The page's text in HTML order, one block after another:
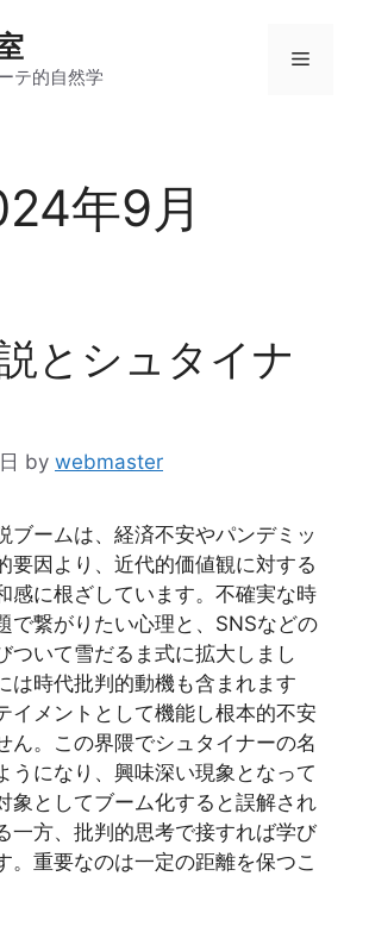
テ的自然学
メ
年9月
とシュタイナ
by webmaster
ブームは、経済不安やパンデミッ
要因より、近代的価値観に対する
感に根ざしています。不確実な時
で繋がりたい心理と、SNSなどの
ついて雪だるま式に拡大しまし
は時代批判的動機も含まれます
イメントとして機能し根本的不安
ん。この界隈でシュタイナーの名
うになり、興味深い現象となって
象としてブーム化すると誤解され
一方、批判的思考で接すれば学び
。重要なのは一定の距離を保つこ